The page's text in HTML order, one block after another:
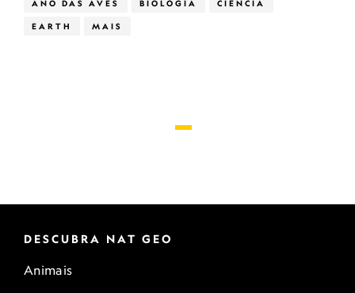
ANO DAS AVES BIOLOGIA CIÊNCIA
EARTH MAIS
DESCUBRA NAT GEO
Animais